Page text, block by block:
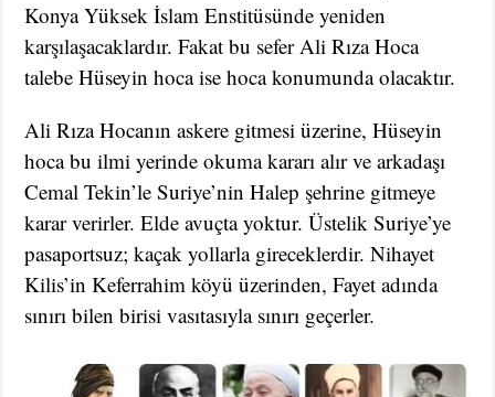
Konya Yüksek İslam Enstitüsünde yeniden
karşılaşacaklardır. Fakat bu sefer Ali Rıza Hoca
talebe Hüseyin hoca ise hoca konumunda olacaktır.
Ali Rıza Hocanın askere gitmesi üzerine, Hüseyin
hoca bu ilmi yerinde okuma kararı alır ve arkadaşı
Cemal Tekin’le Suriye’nin Halep şehrine gitmeye
karar verirler. Elde avuçta yoktur. Üstelik Suriye’ye
pasaportsuz; kaçak yollarla gireceklerdir. Nihayet
Kilis’in Keferrahim köyü üzerinden, Fayet adında
sınırı bilen birisi vasıtasıyla sınırı geçerler.